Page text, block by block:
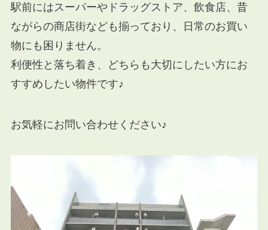
駅前にはスーパーやドラッグストア、飲食店、昔
ながらの商店街なども揃っており、日常のお買い
物にも困りません。
利便性と落ち着き、どちらも大切にしたい方にお
すすめしたい物件です♪
お気軽にお問い合わせください♪